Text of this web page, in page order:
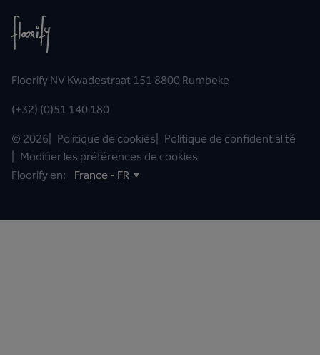
Floorify NV Kwadestraat 151 8800 Rumbeke
(+32) (0)51 140 180
© 2026 Politique de cookies
Politique de confidentialité
Modifier les préférences de cookies
Floorify en:
France - FR ▼